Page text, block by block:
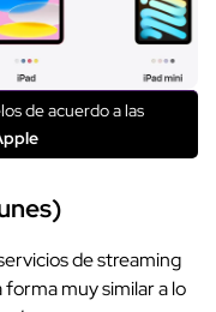
de acuerdo a las
de streaming
muy similar a lo